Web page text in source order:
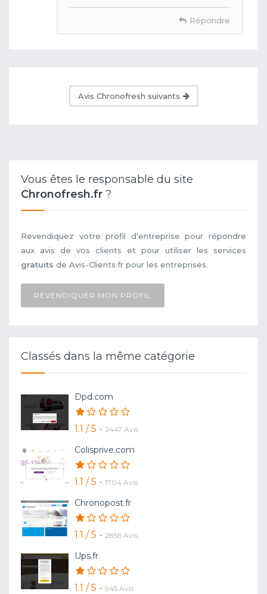
Répondre
Avis Chronofresh suivants
Vous êtes le responsable du site
Chronofresh.fr ?
Revendiquez votre profil d'entreprise pour répondre
aux avis de vos clients et pour utiliser les services
gratuits de Avis-Clients.fr pour les entreprises.
REVENDIQUER MON PROFIL
Classés dans la même catégorie
Dpd.com
1.1 / 5 - 2447 Avis
Colisprive.com
1.1 / 5 - 1704 Avis
Chronopost.fr
1.1 / 5 - 2856 Avis
Ups.fr
1.1 / 5 - 945 Avis